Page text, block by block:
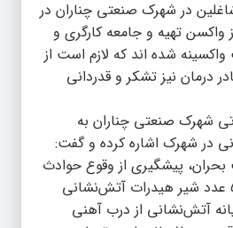
در شهرک صنعتی چناران در
۸ هزار و ۲۸۰ دز واکسن تهیه و جامعه کارگری و
شده اند که لازم است از
درمان نیز تشکر و قدردانی
شهرک صنعتی چناران به
در شهرک اشاره کرده و گفت:
بحران، پیشگیری از وقوع حوادث
است، در همین راستا ۵ عدد شیر هیدرات آتش‌نشانی
آتش‌نشانی از درب آهنی